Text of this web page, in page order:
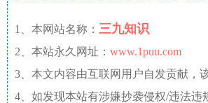
1、本网站名称： 三九知识
2、本站永久网址： www.1puu.com
3、本文内容由互联网用户自发贡献，
4、如发现本站有涉嫌抄袭侵权/违法违